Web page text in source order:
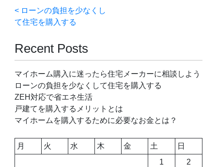
投
稿
ナ
ビ
ゲ
ー
シ
ョ
ン
ローンの負担を少なくし
て住宅を購入する
Recent Posts
マイホーム購入に迷ったら住宅メーカーに相談しよう
ローンの負担を少なくして住宅を購入する
ZEH対応で省エネ生活
戸建てを購入するメリットとは
マイホームを購入するために必要なお金とは？
月 火 水 木 金 土
日
1
2